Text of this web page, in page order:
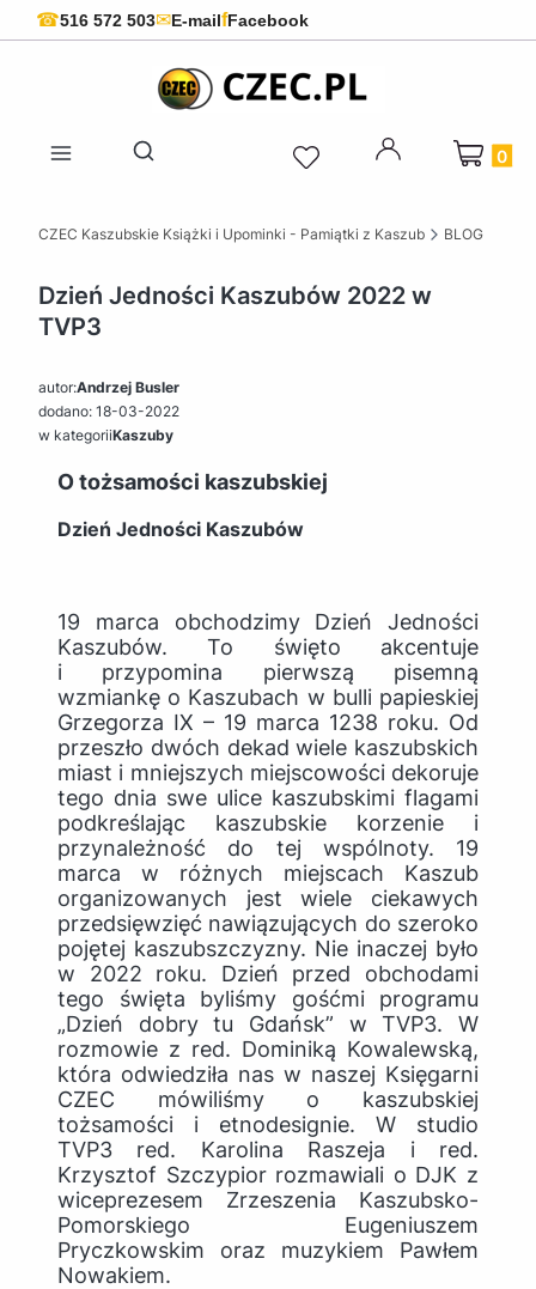
☎516 572 503✉E-mailfFacebook
Otwórz wyszukiwarkę
Produkty
CZEC Kaszubskie Książki i Upominki - Pamiątki z Kaszub BLOG
Dzień Jedności Kaszubów 2022 w
TVP3
autor:Andrzej Busler
dodano: 18-03-2022
w kategoriiKaszuby
O tożsamości kaszubskiej
Dzień Jedności Kaszubów
19 marca obchodzimy Dzień Jedności
Kaszubów. To święto akcentuje
i przypomina pierwszą pisemną
wzmiankę o Kaszubach w bulli papieskiej
Grzegorza IX – 19 marca 1238 roku. Od
przeszło dwóch dekad wiele kaszubskich
miast i mniejszych miejscowości dekoruje
tego dnia swe ulice kaszubskimi flagami
podkreślając kaszubskie korzenie i
przynależność do tej wspólnoty. 19
marca w różnych miejscach Kaszub
organizowanych jest wiele ciekawych
przedsięwzięć nawiązujących do szeroko
pojętej kaszubszczyzny. Nie inaczej było
w 2022 roku. Dzień przed obchodami
tego święta byliśmy gośćmi programu
„Dzień dobry tu Gdańsk” w TVP3. W
rozmowie z red. Dominiką Kowalewską,
która odwiedziła nas w naszej Księgarni
CZEC mówiliśmy o kaszubskiej
tożsamości i etnodesignie. W studio
TVP3 red. Karolina Raszeja i red.
Krzysztof Szczypior rozmawiali o DJK z
wiceprezesem Zrzeszenia Kaszubsko-
Pomorskiego Eugeniuszem
Pryczkowskim oraz muzykiem Pawłem
Nowakiem.